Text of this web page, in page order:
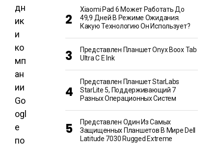
дн
ик
и
ко
мп
ан
ии
Go
ogl
e
по
Xiaomi Pad 6 Может Работать До
49,9 Дней В Режиме Ожидания.
Какую Технологию Он Использует?
Представлен Планшет Onyx Boox Tab
Ultra C E Ink
Представлен Планшет StarLabs
StarLite 5, Поддерживающий 7
Разных Операционных Систем
Представлен Один Из Самых
Защищенных Планшетов В Мире Dell
Latitude 7030 Rugged Extreme